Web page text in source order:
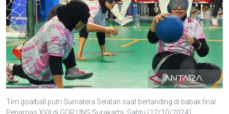
Tim goalball putri Sumatera Selatan saat bertanding di babak final
Peparnas XVII di GOR UNS Surakarta, Sabtu (12/10/2024).